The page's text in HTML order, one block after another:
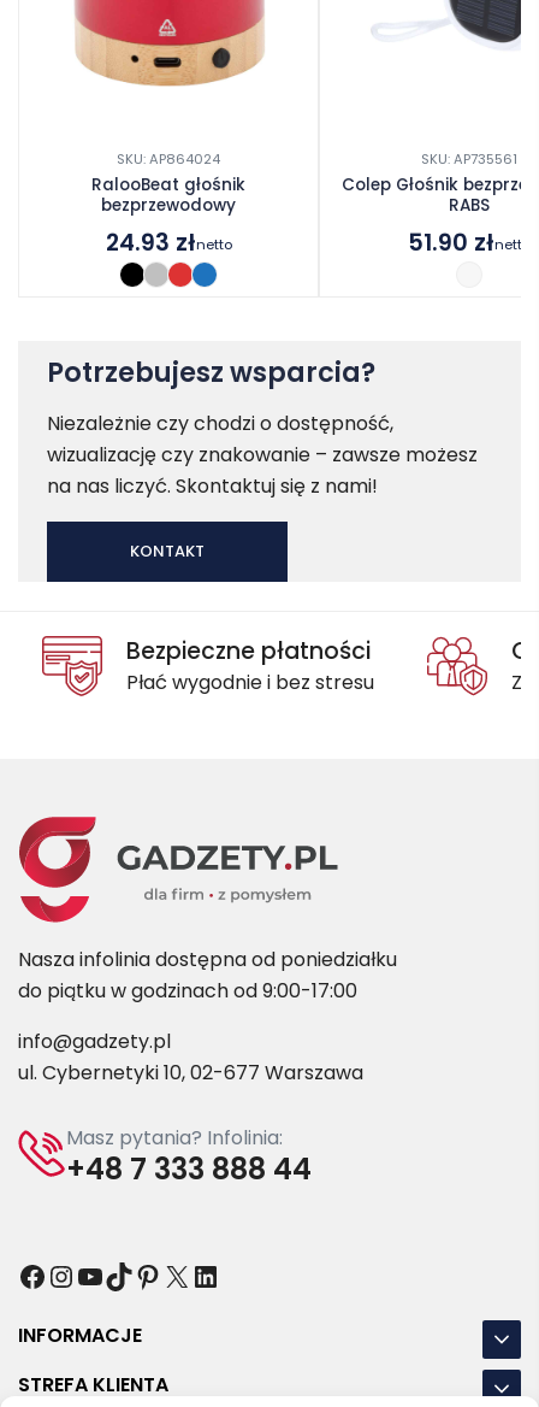
SKU: AP864024
RalooBeat głośnik
bezprzewodowy
24.93 złnetto
SKU: AP735561
Colep Głośnik
RABS
51.90 złnetto
Potrzebujesz wsparcia?
Niezależnie czy chodzi o dostępność,
wizualizację czy znakowanie – zawsze możesz
na nas liczyć. Skontaktuj się z nami!
KONTAKT
Bezpieczne płatności
Płać wygodnie i bez stresu
Nasza infolinia dostępna od poniedziałku
do piątku w godzinach od 9:00-17:00
info@gadzety.pl
ul. Cybernetyki 10, 02-677 Warszawa
Masz pytania? Infolinia:
+48 7 333 888 44
Facebook
Instagram
YouTube
TikTok
Pinterest
X LinkedIn
INFORMACJE
STREFA KLIENTA